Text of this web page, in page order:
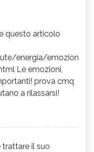
questo articolo
energia/emozioni-
Le emozioni,
prova cmq
a rilassarsi!
trattare il suo